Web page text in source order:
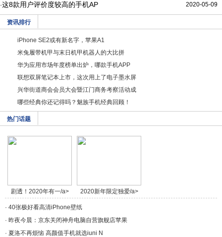
2020-05-09
·这8款用户评价度较高的手机AP
资讯排行
iPhone SE2或有新名字，苹果A1
米兔履带机甲与末日机甲机器人的大比拼
华为应用市场年度榜单出炉，哪款手机APP
联想双屏笔记本上市，这次用上了电子墨水屏
兴华街道商会会员大会暨江门商务考察活动成
哪些经典你还记得吗？魅族手机经典回顾！
热门话题
剧透！2020年有一/a> 2020新年限定独爱/a>
· 40张极好看高清iPhone壁纸
· 昨夜今晨：京东关闭神舟电脑自营旗舰店苹果
· 夏洛不再烦恼 高颜值手机就选iuni N